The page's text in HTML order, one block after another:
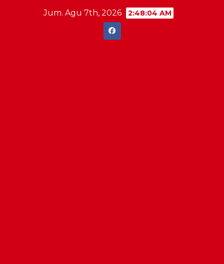
Jum. Agu 7th, 2026 2:48:04 AM